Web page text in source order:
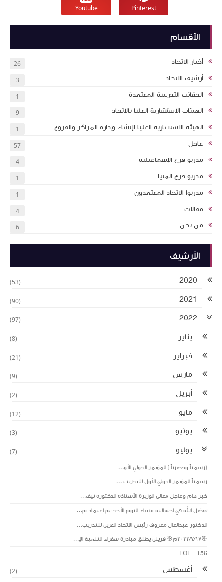
Pinterest
Youtube
الأقسام
أخبار الاتحاد 26
أرشيف الاتحاد 3
الحقائب التدريبية المعتمدة 1
الهيئات الاستشارية العليا بالاتحاد 9
الهيئة الاستشارية العليا لإنشاء وإدارة المراكز والفروع 1
عاجل 57
مدربو فرع الإسماعيلية 4
مدربو فرع المنيا 1
مدربوا الاتحاد المعتمدون 1
مقالات 4
من نحن 6
الأرشيف
2020
(53)
2021
(90)
2022
(97)
يناير (8)
فبراير (21)
مارس (9)
أبريل (2)
مايو (12)
يونيو (3)
يوليو
(7)
(رسمياً وحصرياً ) المؤتمر الدولي الأو...
رسمياً المؤتمر الدولي الأول للتدريب ...
خبر هام وعاجل معالي الوزيرة الأستاذه الدكتوره نيف...
بفضل الله في احتفالية مساء اليوم الأحد تم اعتماد م...
الدكتور عبدالعال معروف رئيس الاتحاد العربي للتدريب...
🎯٢٠٢٢/٧/١٧م🎯 فريني يطلق مبادرة سفراء التنمية الإ...
TOT - 156
أغسطس (2)